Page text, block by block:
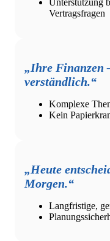
Vertragsfragen
„Ihre Finanzen
verständlich.“
Komplexe
Kein
„Heute
Morgen.“
Langfristige,